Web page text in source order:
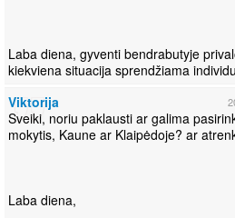
Laba diena, gyventi bendrabutyje
kiekviena situacija sprendžiama
Viktorija
Sveiki, noriu paklausti ar galima
mokytis, Kaune ar Klaipėdoje? ar
Laba diena,